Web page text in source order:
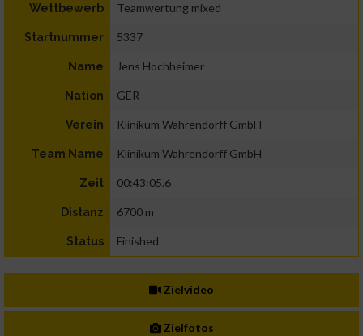
Wettbewerb Teamwertung mixed
Startnummer 5337
Name Jens Hochheimer
Nation GER
Verein Klinikum Wahrendorff GmbH
Team Name Klinikum Wahrendorff GmbH
Zeit 00:43:05.6
Distanz 6700 m
Status Finished
Zielvideo
Zielfotos